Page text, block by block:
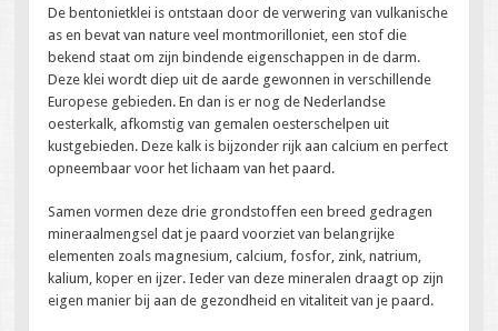
De bentonietklei is ontstaan door de verwering van vulkanische
as en bevat van nature veel montmorilloniet, een stof die
bekend staat om zijn bindende eigenschappen in de darm.
Deze klei wordt diep uit de aarde gewonnen in verschillende
Europese gebieden. En dan is er nog de Nederlandse
oesterkalk, afkomstig van gemalen oesterschelpen uit
kustgebieden. Deze kalk is bijzonder rijk aan calcium en perfect
opneembaar voor het lichaam van het paard.
Samen vormen deze drie grondstoffen een breed gedragen
mineraalmengsel dat je paard voorziet van belangrijke
elementen zoals magnesium, calcium, fosfor, zink, natrium,
kalium, koper en ijzer. Ieder van deze mineralen draagt op zijn
eigen manier bij aan de gezondheid en vitaliteit van je paard.